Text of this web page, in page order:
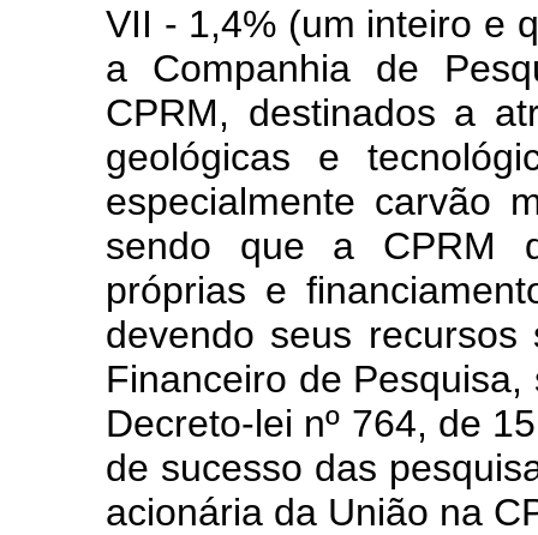
VII - 1,4% (um inteiro e
a Companhia de
CPRM, destinados a
geológicas e
especialmente carvão
sendo que a CPRM
próprias e
devendo seus
Financeiro de
Decreto-lei nº 764, de
de sucesso das
acionária da União na